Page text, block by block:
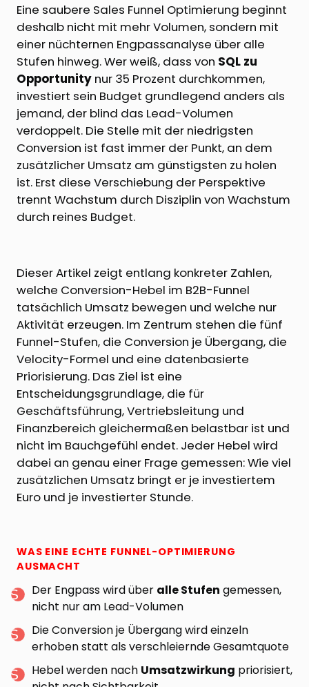
Eine saubere Sales Funnel Optimierung beginnt
deshalb nicht mit mehr Volumen, sondern mit
einer nüchternen Engpassanalyse über alle
Stufen hinweg. Wer weiß, dass von SQL zu
Opportunity nur 35 Prozent durchkommen,
investiert sein Budget grundlegend anders als
jemand, der blind das Lead-Volumen
verdoppelt. Die Stelle mit der niedrigsten
Conversion ist fast immer der Punkt, an dem
zusätzlicher Umsatz am günstigsten zu holen
ist. Erst diese Verschiebung der Perspektive
trennt Wachstum durch Disziplin von Wachstum
durch reines Budget.
Dieser Artikel zeigt entlang konkreter Zahlen,
welche Conversion-Hebel im B2B-Funnel
tatsächlich Umsatz bewegen und welche nur
Aktivität erzeugen. Im Zentrum stehen die fünf
Funnel-Stufen, die Conversion je Übergang, die
Velocity-Formel und eine datenbasierte
Priorisierung. Das Ziel ist eine
Entscheidungsgrundlage, die für
Geschäftsführung, Vertriebsleitung und
Finanzbereich gleichermaßen belastbar ist und
nicht im Bauchgefühl endet. Jeder Hebel wird
dabei an genau einer Frage gemessen: Wie viel
zusätzlichen Umsatz bringt er je investiertem
Euro und je investierter Stunde.
WAS EINE ECHTE FUNNEL-OPTIMIERUNG
AUSMACHT
Der Engpass wird über alle Stufen gemessen,
nicht nur am Lead-Volumen
Die Conversion je Übergang wird einzeln
erhoben statt als verschleiernde Gesamtquote
Hebel werden nach Umsatzwirkung priorisiert,